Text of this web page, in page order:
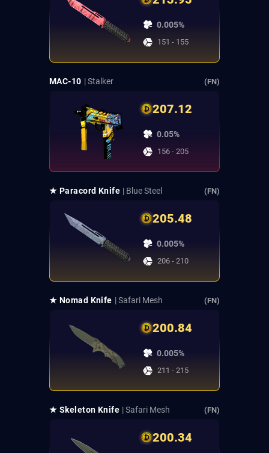
0.005%
151 - 155
MAC-10 | Stalker (FN)
207.12
0.05%
156 - 205
★ Paracord Knife | Blue Steel (FN)
205.48
0.005%
206 - 210
★ Nomad Knife | Safari Mesh (FN)
200.84
0.005%
211 - 215
★ Skeleton Knife | Safari Mesh (FN)
200.34